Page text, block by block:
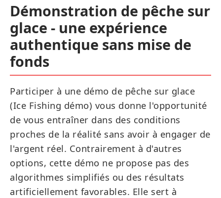
Démonstration de pêche sur
glace - une expérience
authentique sans mise de
fonds
Participer à une démo de pêche sur glace
(Ice Fishing démo) vous donne l'opportunité
de vous entraîner dans des conditions
proches de la réalité sans avoir à engager de
l'argent réel. Contrairement à d'autres
options, cette démo ne propose pas des
algorithmes simplifiés ou des résultats
artificiellement favorables. Elle sert à